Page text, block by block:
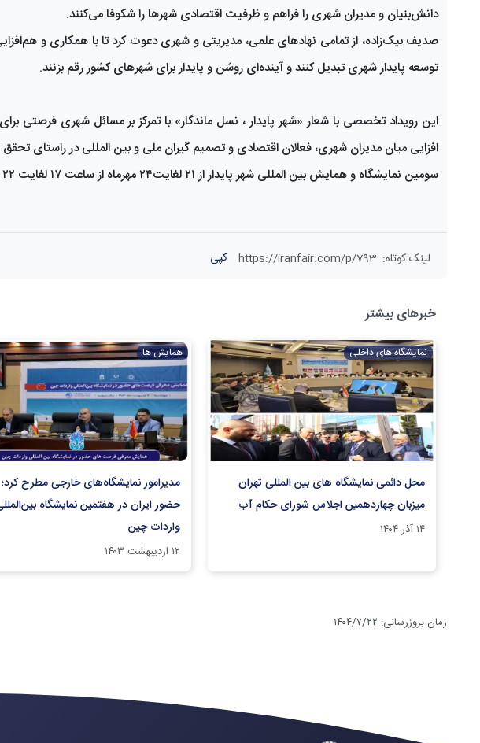
دانش‌بنیان و مدیران شهری را فراهم و ظرفیت اقتصادی شهر‌ها را شکوفا می‌کنند.
صدیف بیک‌زاده، از تمامی نهاد‌های علمی، مدیریتی و شهری دعوت کرد تا با همکاری و
توسعه پایدار شهری تبدیل کنند و آینده‌ای روشن و پایدار برای شهر‌های کشور رقم بزنند.
این رویداد تخصصی با شعار «شهر پایدار ، نسل ماندگار» با تمرکز بر مسائل شهری فرصتی
افزایی میان مدیران شهری، فعالان اقتصادی و تصمیم گیران ملی و بین المللی در راستای
سومین نمایشگاه و همایش بین المللی شهر پایدار از ۲۱ لغایت۲۴ مهرماه از ساعت ۱۷ لغایت ۲۲ در مرکز نمایشگاه های بین المللی کیش دائر می باشد
لینک کوتاه:
https://iranfair.com/p/793 کپی
خبرهای بیشتر
نمایشگاه های داخلی
محل دائمی نمایشگاه های بین المللی تهران
میزبان چهاردهمین اجلاس شورای حکام آب
۱۴ آذر ۱۴۰۴
همایش ها
مدیرامور نمایشگاه‌های خارجی مطرح کرد؛
حضور ایران در هفتمین نمایشگاه
واردات چین
۱۲ اردیبهشت ۱۴۰۳
زمان بروزرسانی: ۱۴۰۴/۷/۲۲